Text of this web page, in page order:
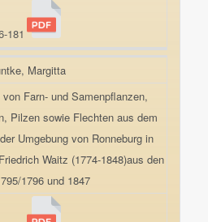
181
Margitta
Farn- und Samenpflanzen,
Pilzen sowie Flechten aus dem
Umgebung von Ronneburg in
Waitz (1774-1848)aus den
1796 und 1847